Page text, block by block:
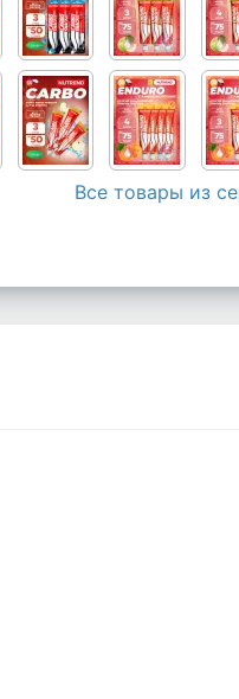
Все товары из